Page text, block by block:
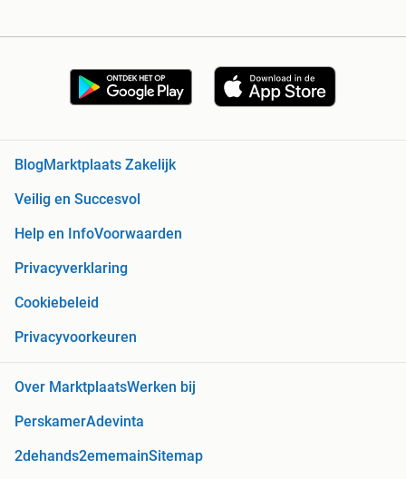
BlogMarktplaats Zakelijk
Veilig en Succesvol
Help en InfoVoorwaarden
Privacyverklaring
Cookiebeleid
Privacyvoorkeuren
Over MarktplaatsWerken bij
PerskamerAdevinta
2dehands2ememainSitemap